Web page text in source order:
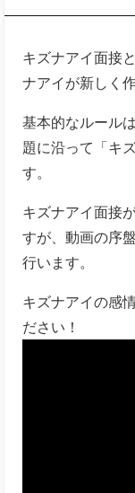
キズナアイ面接
ナアイが新しく
基本的なルール
題に沿って「キ
す。
キズナアイ面接
すが、動画の序
行います。
キズナアイの感
ださい！